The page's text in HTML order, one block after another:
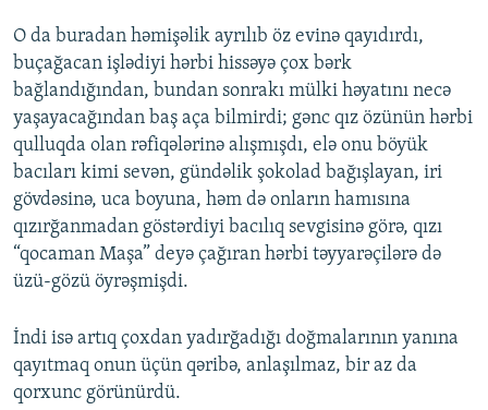
O da buradan həmişəlik ayrılıb öz evinə qayıdırdı,
buçağacan işlədiyi hərbi hissəyə çox bərk
bağlandığından, bundan sonrakı mülki həyatını necə
yaşayacağından baş aça bilmirdi; gənc qız özünün hərbi
qulluqda olan rəfiqələrinə alışmışdı, elə onu böyük
bacıları kimi sevən, gündəlik şokolad bağışlayan, iri
gövdəsinə, uca boyuna, həm də onların hamısına
qızırğanmadan göstərdiyi bacılıq sevgisinə görə, qızı
“qocaman Maşa” deyə çağıran hərbi təyyarəçilərə də
üzü-gözü öyrəşmişdi.
İndi isə artıq çoxdan yadırğadığı doğmalarının yanına
qayıtmaq onun üçün qəribə, anlaşılmaz, bir az da
qorxunc görünürdü.